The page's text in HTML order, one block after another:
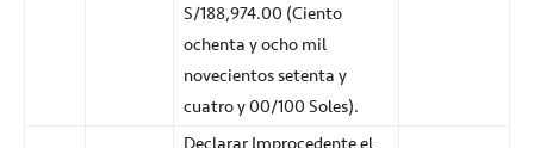
S/188,974.00 (Ciento
ochenta y ocho mil
novecientos setenta y
cuatro y 00/100 Soles).
Declarar Improcedente el